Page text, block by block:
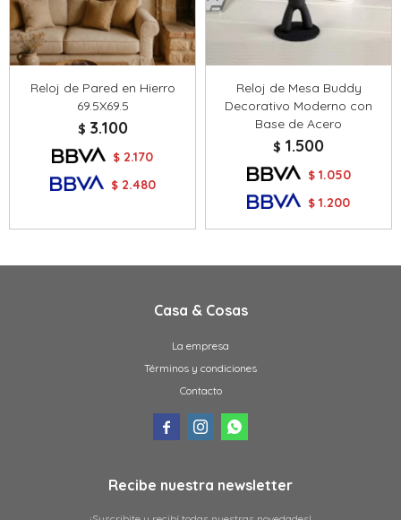
Reloj de Pared en Hierro
69.5X69.5
$ 3.100
$ 2.170
$ 2.480
Reloj de Mesa Buddy
Decorativo Moderno con
Base de Acero
$ 1.500
$ 1.050
$ 1.200
Casa & Cosas
La empresa
Términos y condiciones
Contacto
  
Recibe nuestra newsletter